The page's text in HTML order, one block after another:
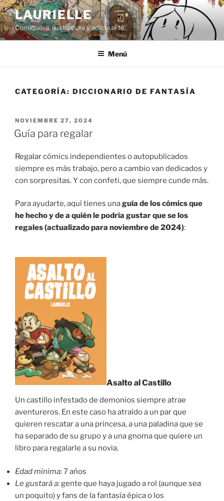
Saltar
al
contenido
LAURIELLE
Comiquera, ilustradora y adicta al té
Menú
CATEGORÍA: DICCIONARIO DE FANTASÍA
PUBLICADO
EL
NOVIEMBRE 27, 2024
Guía para regalar
Regalar cómics independientes o autopublicados
siempre es más trabajo, pero a cambio van dedicados y
con sorpresitas. Y con confeti, que siempre cunde más.
Para ayudarte, aquí tienes unaguía de los cómics que
he hecho y de a quién le podría gustar que se los
regales (actualizado para noviembre de 2024):
Asalto al Castillo
Un castillo infestado de demonios siempre atrae
aventureros. En este caso ha atraído a un par que
quieren rescatar a una princesa, a una paladina que se
ha separado de su grupo y a una gnoma que quiere un
libro para regalarle a su novia.
Edad mínima:7 años
Le gustará a:gente que haya jugado a rol (aunque sea
un poquito) y fans de la fantasía épica o los